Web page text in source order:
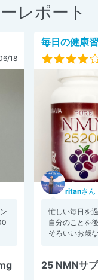
レポート
18
毎日の健康
ritanさん
忙しい毎日を
自分のことを
そろいいお歳
25 NMNサ